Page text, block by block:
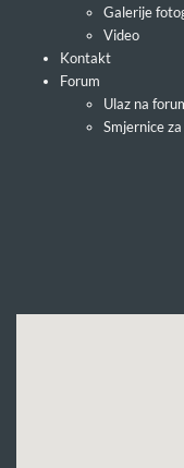
Galerije
Video
Kontakt
Forum
Ulaz na
Smjernice